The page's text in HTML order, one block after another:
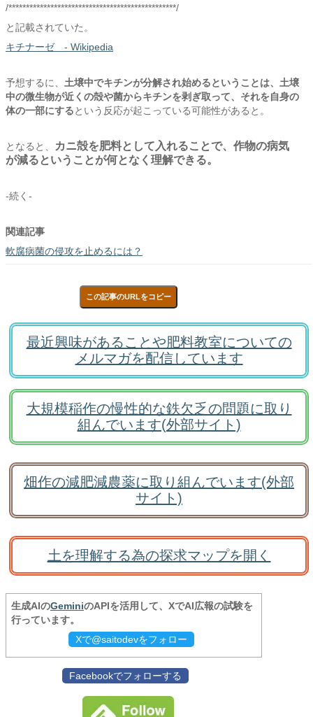
/************************************************/
と記載されていた。
キチナーゼ - Wikipedia
予想するに、 土壌中でキチンが分解され始めるということは、 土壌
中の微生物が近くの殻や菌からキチンを剥ぎ取って、 それを自身の
体の一部にするという反応が起こっている可能性があると。
となると、
カニ殻を肥料として入れることで、作物の病気
が減るということが何となく理解できる。
-続く-
関連記事
軟腐病菌の侵攻を止めるには？
この記事のURLをコピー
最近興味があることや肥料教室についての
メルマガを配信しています
大規模稲作の慢性的な鉄欠乏の問題に取り
組んでいます(外部サイト)
畑作の減肥減農薬に取り組んでいます(外部
サイト)
土を理解する為の探求マップを開く
生成AIのGeminiのAPIを活用して、XでAI広報の試験を
行っています。
Xで@saitodevをフォロー
Facebookでフォローする